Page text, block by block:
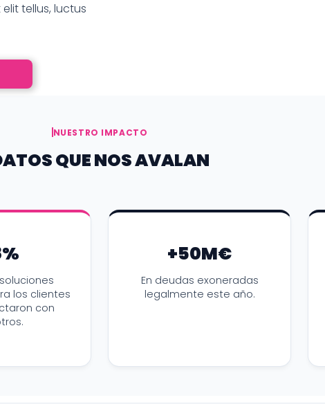
tellus, luctus
NUESTRO IMPACTO
QUE NOS AVALAN
los clientes
con
+50M€
En deudas exoneradas
legalmente este año.